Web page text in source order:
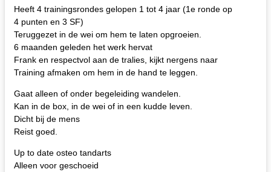
Heeft 4 trainingsrondes gelopen 1 tot 4 jaar (1e ronde op
4 punten en 3 SF)
Teruggezet in de wei om hem te laten opgroeien.
6 maanden geleden het werk hervat
Frank en respectvol aan de tralies, kijkt nergens naar
Training afmaken om hem in de hand te leggen.
Gaat alleen of onder begeleiding wandelen.
Kan in de box, in de wei of in een kudde leven.
Dicht bij de mens
Reist goed.
Up to date osteo tandarts
Alleen voor geschoeid